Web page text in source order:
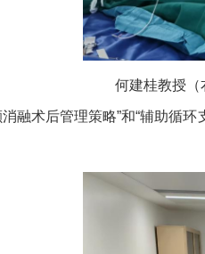
何建桂教授（
融术后管理策略”和“辅助循